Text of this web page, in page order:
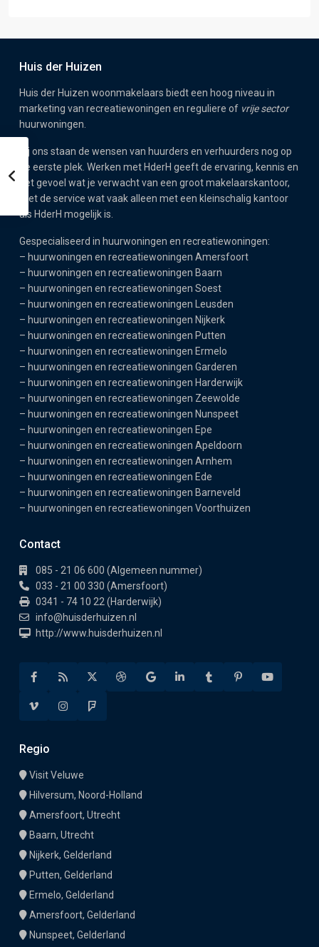
Huis der Huizen
Huis der Huizen woonmakelaars biedt een hoog niveau in
marketing van recreatiewoningen en reguliere of vrije sector
huurwoningen.
Bij ons staan de wensen van huurders en verhuurders nog op
de eerste plek. Werken met HderH geeft de ervaring, kennis en
het gevoel wat je verwacht van een groot makelaarskantoor,
met de service wat vaak alleen met een kleinschalig kantoor
als HderH mogelijk is.
Gespecialiseerd in huurwoningen en recreatiewoningen:
– huurwoningen en recreatiewoningen Amersfoort
– huurwoningen en recreatiewoningen Baarn
– huurwoningen en recreatiewoningen Soest
– huurwoningen en recreatiewoningen Leusden
– huurwoningen en recreatiewoningen Nijkerk
– huurwoningen en recreatiewoningen Putten
– huurwoningen en recreatiewoningen Ermelo
– huurwoningen en recreatiewoningen Garderen
– huurwoningen en recreatiewoningen Harderwijk
– huurwoningen en recreatiewoningen Zeewolde
– huurwoningen en recreatiewoningen Nunspeet
– huurwoningen en recreatiewoningen Epe
– huurwoningen en recreatiewoningen Apeldoorn
– huurwoningen en recreatiewoningen Arnhem
– huurwoningen en recreatiewoningen Ede
– huurwoningen en recreatiewoningen Barneveld
– huurwoningen en recreatiewoningen Voorthuizen
Contact
085 - 21 06 600 (Algemeen nummer)
033 - 21 00 330 (Amersfoort)
0341 - 74 10 22 (Harderwijk)
info@huisderhuizen.nl
http://www.huisderhuizen.nl
Regio
Visit Veluwe
Hilversum, Noord-Holland
Amersfoort, Utrecht
Baarn, Utrecht
Nijkerk, Gelderland
Putten, Gelderland
Ermelo, Gelderland
Amersfoort, Gelderland
Nunspeet, Gelderland